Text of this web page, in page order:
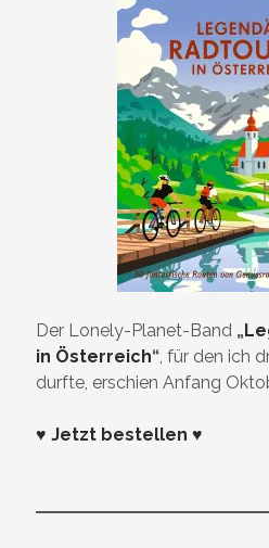
Der Lonely-Planet-Band „
in Österreich“, für den ich
durfte, erschien Anfang
♥ Jetzt bestellen ♥